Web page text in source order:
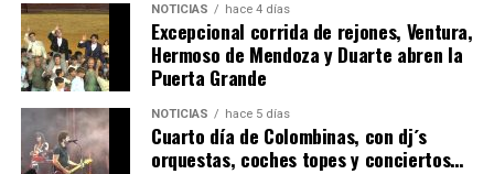
6º DÍA DE LAS FIESTAS COLOMBINAS 2026
hace 3 días Huelvatv
NOTICIAS hace 4 días
Excepcional corrida de rejones, Ventura,
Hermoso de Mendoza y Duarte abren la
Puerta Grande
NOTICIAS hace 5 días
Cuarto día de Colombinas, con dj´s
orquestas, coches topes y conciertos…